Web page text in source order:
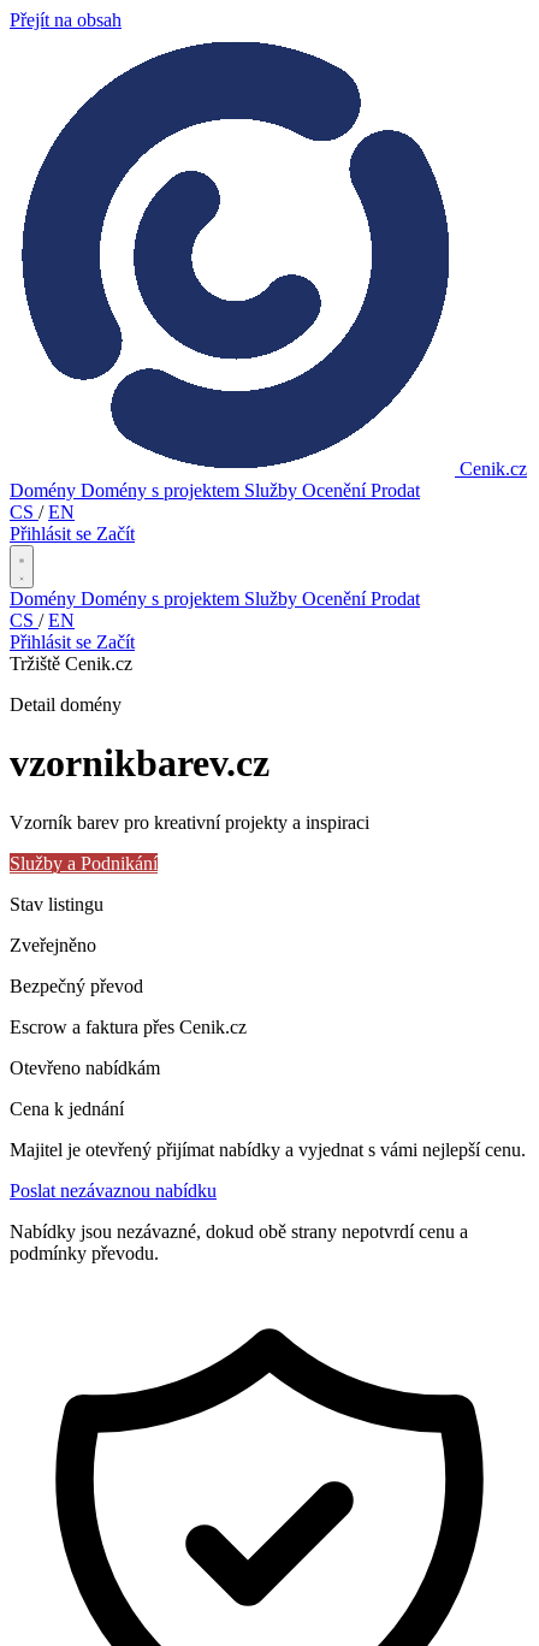
Přejít na obsah
Cenik.cz
Domény Domény s projektem Služby OceněníProdat
CS / EN
Přihlásit se Začít
Domény Domény s projektem Služby OceněníProdat
CS / EN
Přihlásit se Začít
Tržiště Cenik.cz
Detail domény
vzornikbarev.cz
Vzorník barev pro kreativní projekty a inspiraci
Služby a Podnikání
Stav listingu
Zveřejněno
Bezpečný převod
Escrow a faktura přes Cenik.cz
Otevřeno nabídkám
Cena k jednání
Majitel je otevřený přijímat nabídky a vyjednat s vámi nejlepší cenu.
Poslat nezávaznou nabídku
Nabídky jsou nezávazné, dokud obě strany nepotvrdí cenu a
podmínky převodu.